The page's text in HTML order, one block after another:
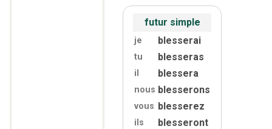
futur simple
je blesserai
tu blesseras
il blessera
nous blesserons
vous blesserez
ils blesseront